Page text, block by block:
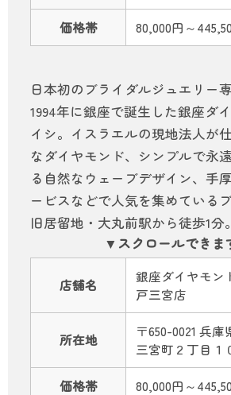
価格帯 80,000円～
日本初のブライダルジュエリー
1994年に銀座で誕生した銀座ダ
イシ。イスラエルの現地法人が
なダイヤモンド、シンプルで永
る自然なウェーブデザイン、手
ービスなどで人気を集めている
旧居留地・大丸前駅から徒歩1分。
店舗名
銀座ダイヤモン
戸三宮店
所在地
〒650-0021 兵
三宮町２丁目１
価格帯 80,000円～